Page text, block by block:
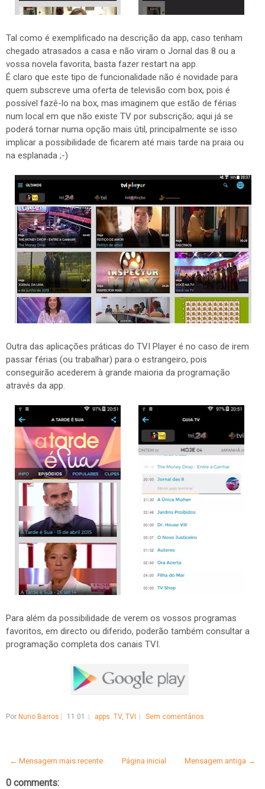
Tal como é exemplificado na descrição da app, caso tenham
chegado atrasados a casa e não viram o Jornal das 8 ou a
vossa novela favorita, basta fazer restart na app.
É claro que este tipo de funcionalidade não é novidade para
quem subscreve uma oferta de televisão com box, pois é
possível fazê-lo na box, mas imaginem que estão de férias
num local em que não existe TV por subscrição; aqui já se
poderá tornar numa opção mais útil, principalmente se isso
implicar a possibilidade de ficarem até mais tarde na praia ou
na esplanada ;-)
Outra das aplicações práticas do TVI Player é no caso de irem
passar férias (ou trabalhar) para o estrangeiro, pois
conseguirão acederem à grande maioria da programação
através da app.
Para além da possibilidade de verem os vossos programas
favoritos, em directo ou diferido, poderão também consultar a
programação completa dos canais TVI.
Por Nuno Barros 11:01 apps. TV, TVI Sem comentários
← Mensagem mais recente Mensagem antiga →
Página inicial
0 comments: